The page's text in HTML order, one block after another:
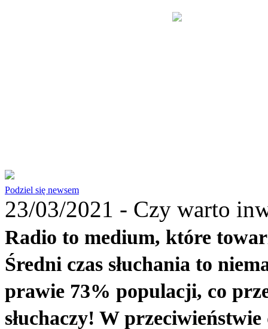
Podziel się newsem
23/03/2021 - Czy warto
Radio to medium, które
Średni czas słuchania to
prawie 73% populacji, co
słuchaczy! W